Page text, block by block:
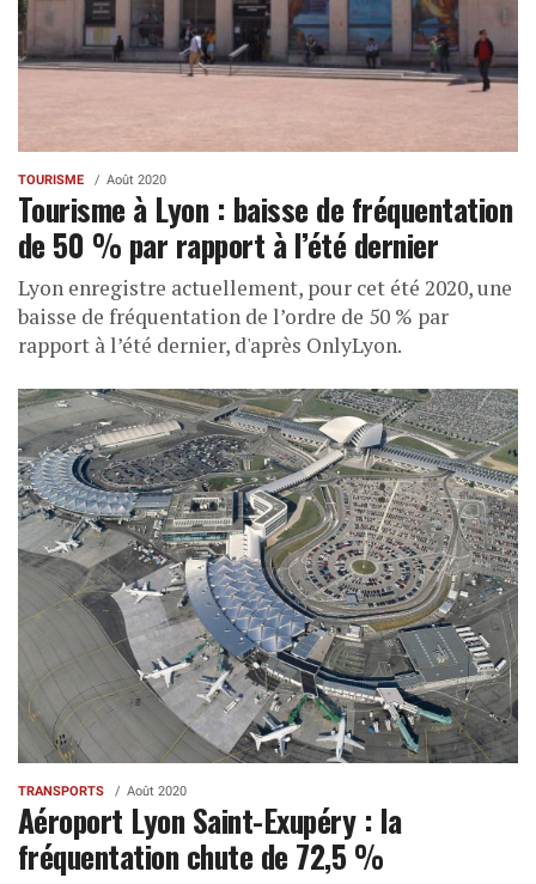
TOURISME Août 2020
Tourisme à Lyon : baisse de fréquentation
de 50 % par rapport à l’été dernier
Lyon enregistre actuellement, pour cet été 2020, une
baisse de fréquentation de l’ordre de 50 % par
rapport à l’été dernier, d'après OnlyLyon.
TRANSPORTS Août 2020
Aéroport Lyon Saint-Exupéry : la
fréquentation chute de 72,5 %